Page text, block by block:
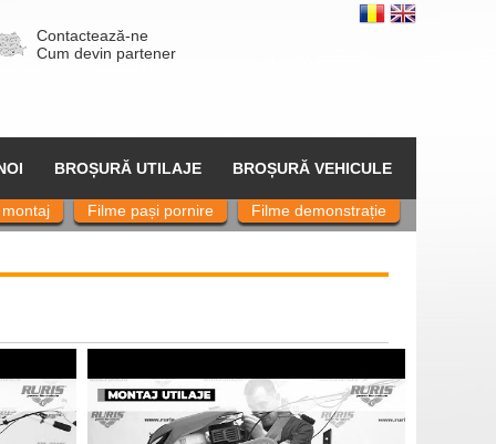
Contactează-ne
Cum devin partener
BROȘURĂ UTILAJE BROȘURĂ VEHICULE
Filme demonstrație
Filme pași pornire